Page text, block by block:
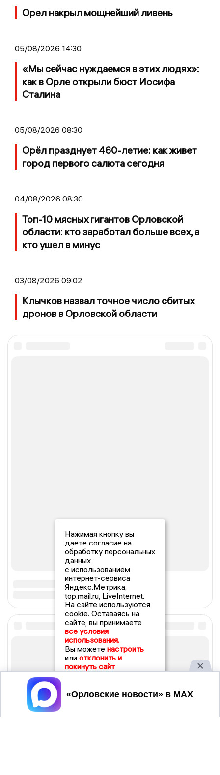
Орел накрыл мощнейший ливень
05/08/2026 14:30
«Мы сейчас нуждаемся в этих людях»:
как в Орле открыли бюст Иосифа
Сталина
05/08/2026 08:30
Орёл празднует 460-летие: как живет
город первого салюта сегодня
04/08/2026 08:30
Топ-10 мясных гигантов Орловской
области: кто заработал больше всех, а
кто ушел в минус
03/08/2026 09:02
Клычков назвал точное число сбитых
дронов в Орловской области
Нажимая кнопку вы
даете согласие на
обработку персональных
данных
с использованием
интернет-сервиса
Яндекс.Метрика,
top.mail.ru, LiveInternet.
На сайте используются
cookie. Оставаясь на
сайте, вы принимаете
все условия
использования.
Вы можете настроить
или отклонить и
покинуть сайт
Принять